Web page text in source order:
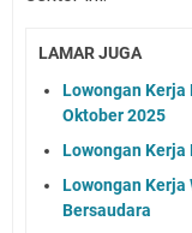
LAMAR JUGA
Lowongan Kerja
Oktober 2025
Lowongan Kerja
Lowongan Kerja
Bersaudara